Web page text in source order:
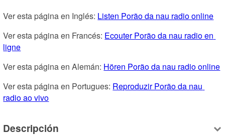
Ver esta página en Inglés: Listen Porão da nau radio online
Ver esta página en Francés: Ecouter Porão da nau radio en
ligne
Ver esta página en Alemán: Hören Porão da nau radio online
Ver esta página en Portugues: Reproduzir Porão da nau
radio ao vivo
Descripción